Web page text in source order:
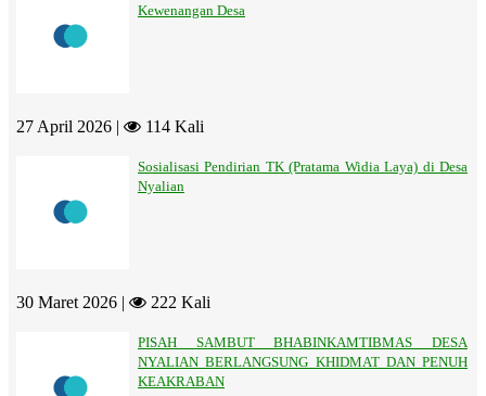
Kewenangan Desa
27 April 2026 | 114 Kali
Sosialisasi Pendirian TK (Pratama Widia Laya) di Desa
Nyalian
30 Maret 2026 | 222 Kali
PISAH SAMBUT BHABINKAMTIBMAS DESA
NYALIAN BERLANGSUNG KHIDMAT DAN PENUH
KEAKRABAN